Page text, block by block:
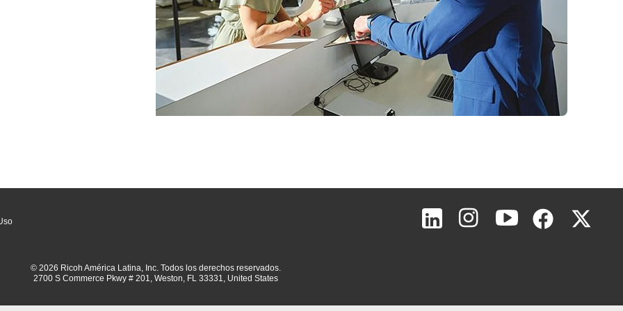
© 2026 Ricoh América Latina, Inc. Todos los derechos reservados.
2700 S Commerce Pkwy # 201, Weston, FL 33331, United States